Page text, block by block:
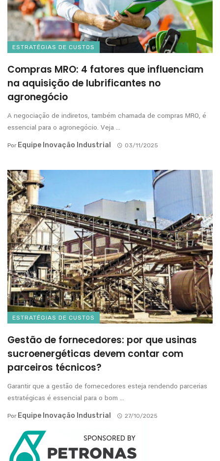
ESTRATÉGIAS DE CUSTOS
Compras MRO: 4 fatores que influenciam
na aquisição de lubrificantes no
agronegócio
A negociação de indiretos, também chamada de compras MRO, é
essencial para o agronegócio. Veja ...
Por Equipe Inovação Industrial 03/11/2025
ESTRATÉGIAS DE CUSTOS
Gestão de fornecedores: por que usinas
sucroenergéticas devem contar com
parceiros técnicos?
Garantir que a gestão de fornecedores esteja rendendo parcerias
estratégicas é essencial para o bom ...
Por Equipe Inovação Industrial 27/10/2025